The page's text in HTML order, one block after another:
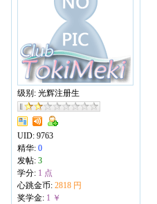
级别: 光辉注册生
UID: 9763
精华: 0
发帖: 3
学分: 1 点
心跳金币: 2818 円
奖学金: 1 ￥